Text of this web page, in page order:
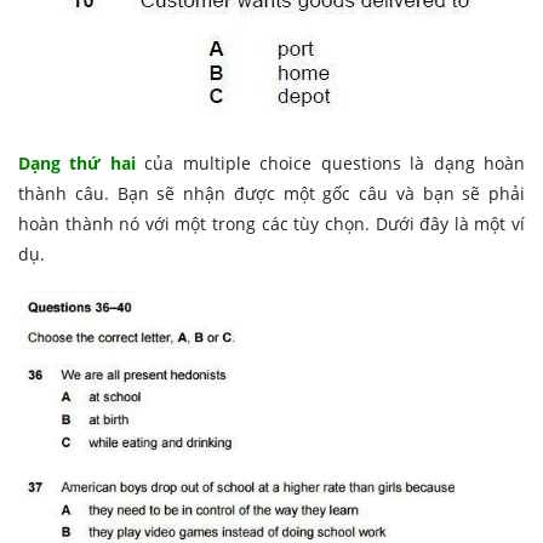
Dạng thứ hai của multiple choice questions là dạng hoàn
thành câu. Bạn sẽ nhận được một gốc câu và bạn sẽ phải
hoàn thành nó với một trong các tùy chọn. Dưới đây là một ví
dụ.